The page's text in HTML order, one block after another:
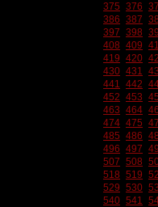
375 376
386 387
397 398
408 409
419 420
430 431
441 442
452 453
463 464
474 475
485 486
496 497
507 508
518 519
529 530
540 541